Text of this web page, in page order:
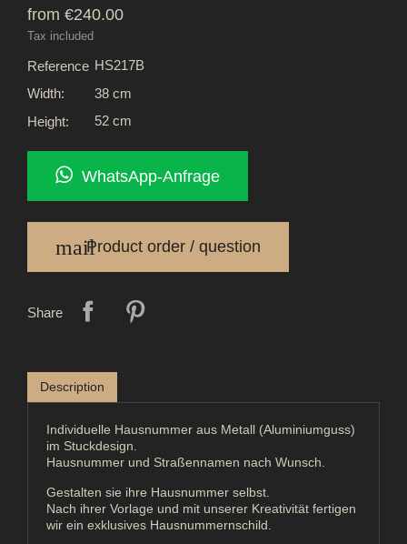
from €240.00
Tax included
Reference HS217B
Width:
38 cm
Height:
52 cm
WhatsApp-Anfrage
mailProduct order / question
Share
Description
Individuelle Hausnummer aus Metall (Aluminiumguss)
im Stuckdesign.
Hausnummer und Straßennamen nach Wunsch.
Gestalten sie ihre Hausnummer selbst.
Nach ihrer Vorlage und mit unserer Kreativität fertigen
wir ein exklusives Hausnummernschild.